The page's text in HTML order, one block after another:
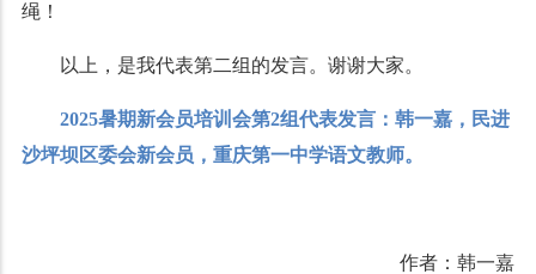
绳！
以上，是我代表第二组的发言。谢谢大家。
2025暑期新会员培训会第2组代表发言：韩一嘉，民进
沙坪坝区委会新会员，重庆第一中学语文教师。
作者：韩一嘉